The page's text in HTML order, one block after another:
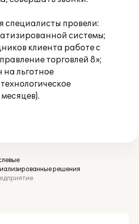
специалисты провели:
системы;
клиента работе с
торговлей 8»;
на льготное
решения